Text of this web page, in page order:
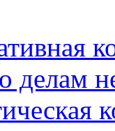
делам